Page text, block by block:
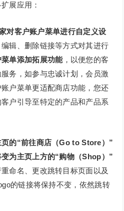
展应用：
对客户账户菜单进行自定义设
辑、删除链接等方式对其进行
单添加拓展功能，以便您的客
务，如参与忠诚计划，会员激
户菜单更适配商店功能，您还
户引导至特定的产品和产品系
的“前往商店（Go to Store）”
为主页上方的“购物（Shop）”
命名、更改跳转目标页面以及
的链接将保持不变，依然跳转